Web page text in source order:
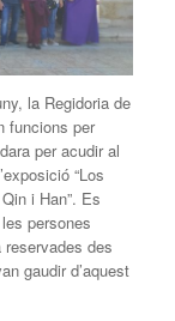
la Regidoria de
funcions per
per acudir al
“Los
i Han”. Es
persones
des
gaudir d’aquest